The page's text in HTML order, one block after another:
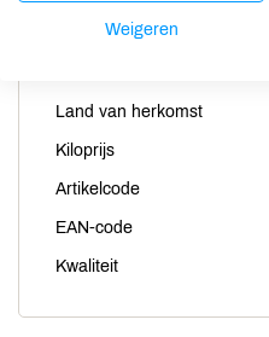
Productspecificaties
Land van herkomst
Kiloprijs
Artikelcode
EAN-code
Kwaliteit
Weigeren